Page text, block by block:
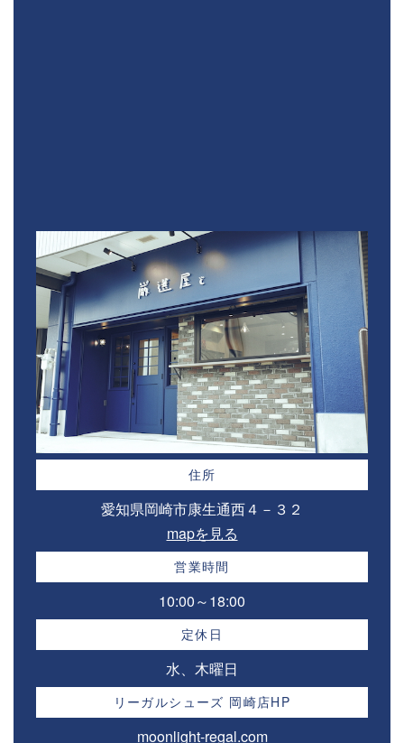
住所
愛知県岡崎市康生通西４－３２⁣
mapを見る
営業時間
10:00～18:00⁣
定休日
水、木曜日
リーガルシューズ 岡崎店HP
moonlight-regal.com